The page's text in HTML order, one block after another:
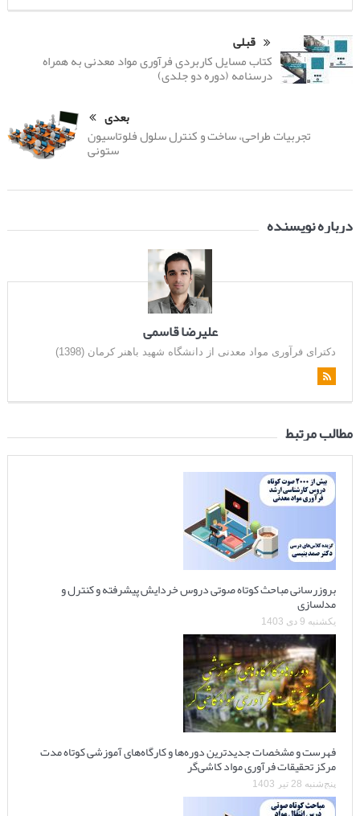
قبلی
کتاب مسایل کاربردی فرآوری مواد معدنی به همراه
درسنامه (دوره دو جلدی)
بعدی
تجربیات طراحی، ساخت و کنترل سلول فلوتاسیون
ستونی
درباره نویسنده
علیرضا قاسمی
دکترای فرآوری مواد معدنی از دانشگاه شهید باهنر کرمان (1398)
مطالب مرتبط
بروزرسانی مباحث کوتاه صوتی دروس خردایش پیشرفته و کنترل و
مدلسازی
یکشنبه 9 دی 1403
فهرست و مشخصات جدیدترین دوره‌ها و کارگاه‌های آموزشی کوتاه مدت
مرکز تحقیقات فرآوری مواد کاشی‌گر
پنج‌شنبه 28 تیر 1403